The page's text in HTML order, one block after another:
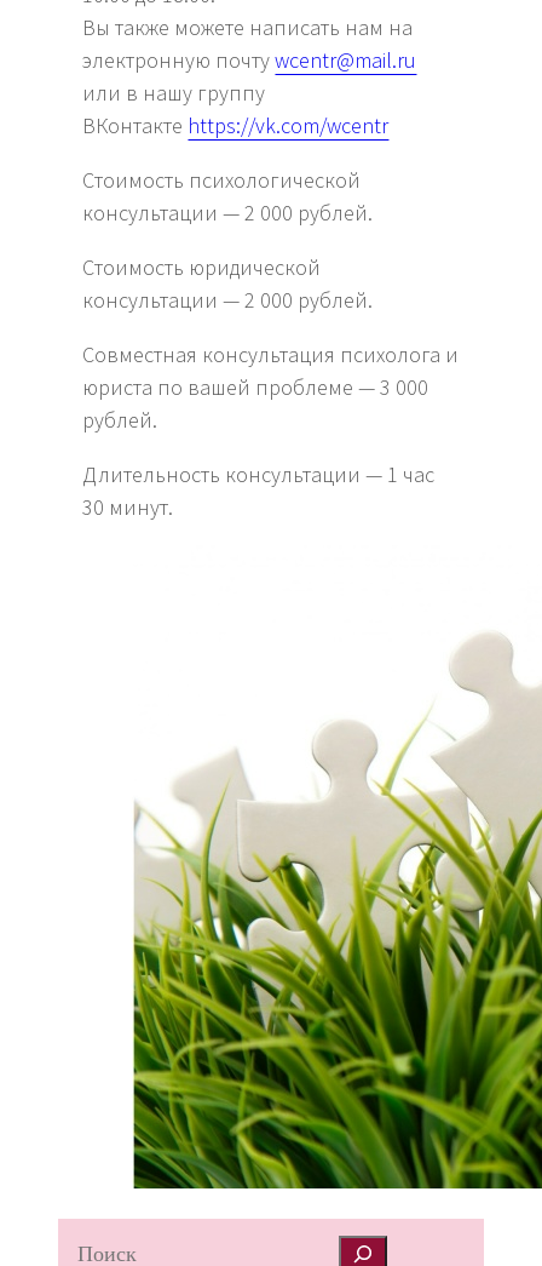
Вы также можете написать нам на
электронную почтуwcentr@mail.ru
или в нашу группу
ВКонтакте https://vk.com/wcentr
Стоимость психологической
консультации — 2 000 рублей.
Стоимость юридической
консультации — 2 000 рублей.
Совместная консультация психолога и
юриста по вашей проблеме — 3 000
рублей.
Длительность консультации — 1 час
30 минут.
S